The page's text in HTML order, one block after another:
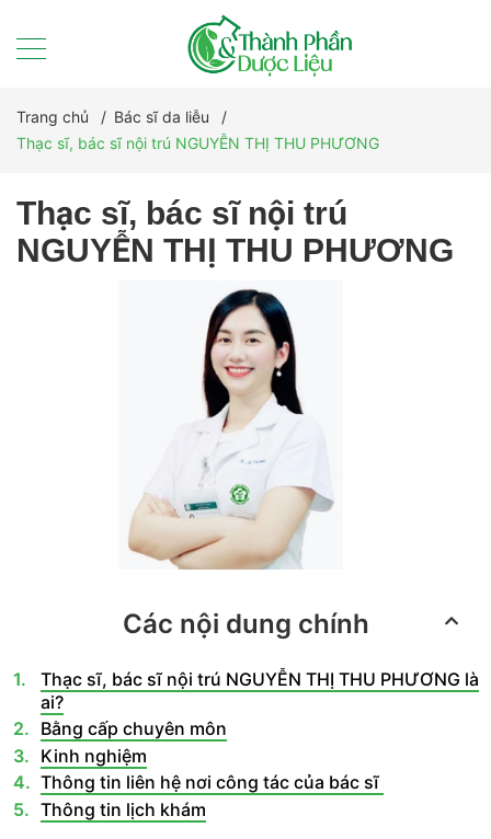
Trang chủ / Bác sĩ da liễu
/
Thạc sĩ, bác sĩ nội trú NGUYỄN THỊ THU PHƯƠNG
Thạc sĩ, bác sĩ nội trú
NGUYỄN THỊ THU PHƯƠNG
Các nội dung chính
Thạc sĩ, bác sĩ nội trú NGUYỄN THỊ THU PHƯƠNG là
ai?
Bằng cấp chuyên môn
Kinh nghiệm
Thông tin liên hệ nơi công tác của bác sĩ
Thông tin lịch khám